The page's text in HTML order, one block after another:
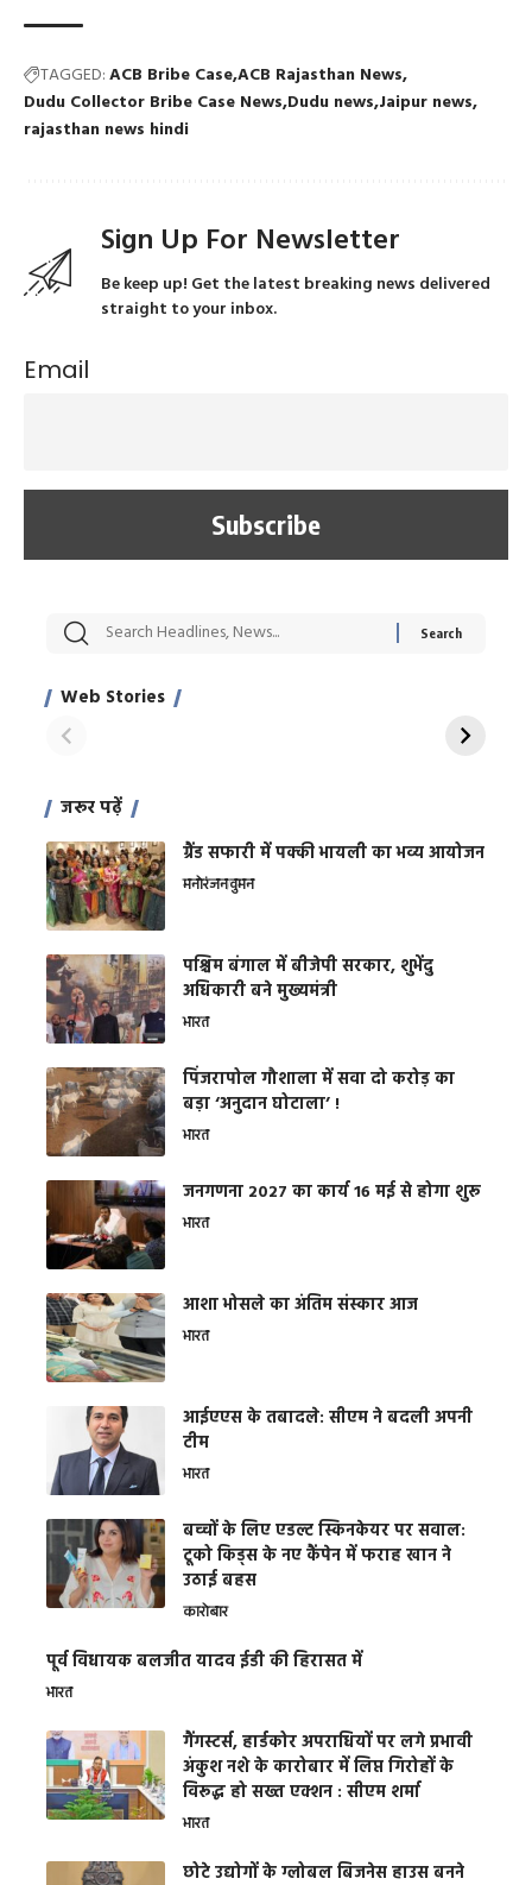
TAGGED:ACB Bribe CaseACB Rajasthan News
Dudu Collector Bribe Case News Dudu news Jaipur news
rajasthan news hindi
Sign Up For Newsletter
Be keep up! Get the latest breaking news delivered
straight to your inbox.
Email
Web Stories
सट्टेबाजी में अरेस्ट हुए
साहिल खान
रोज एक कच्चे लहसुन
जरूर पढ़ें
ग्रैंड सफारी में पक्की भायली का भव्य आयोजन
मनोरंजनवुमन
पश्चिम बंगाल में बीजेपी सरकार, शुभेंदु
अधिकारी बने मुख्यमंत्री
भारत
​पिंजरापोल गौशाला में सवा दो करोड़ का
बड़ा ‘अनुदान घोटाला’ !
भारत
जनगणना 2027 का कार्य 16 मई से होगा शुरू
भारत
आशा भोसले का अंतिम संस्कार आज
भारत
आईएएस के तबादले: सीएम ने बदली अपनी
टीम
भारत
बच्चों के लिए एडल्ट स्किनकेयर पर सवाल:
टूको किड्स के नए कैंपेन में फराह खान ने
उठाई बहस
कारोबार
पूर्व विधायक बलजीत यादव ईडी की हिरासत में
भारत
गैंगस्टर्स, हार्डकोर अपराधियों पर लगे प्रभावी
अंकुश नशे के कारोबार में लिप्त गिरोहों के
विरूद्ध हो सख्त एक्शन : सीएम शर्मा
भारत
छोटे उद्योगों के ग्लोबल बिजनेस हाउस बनने